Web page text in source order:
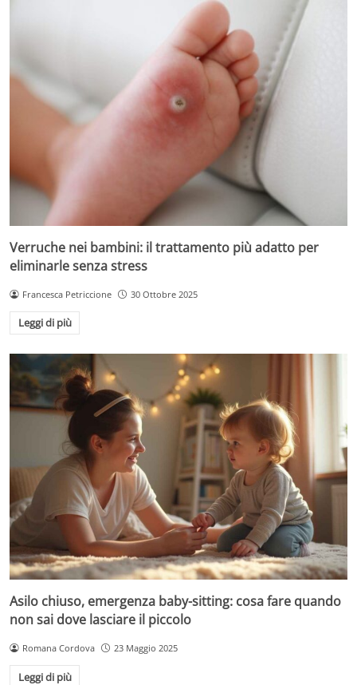
Verruche nei bambini: il trattamento più adatto per
eliminarle senza stress
Francesca Petriccione 30 Ottobre 2025
Leggi di più
Asilo chiuso, emergenza baby-sitting: cosa fare quando
non sai dove lasciare il piccolo
Romana Cordova 23 Maggio 2025
Leggi di più